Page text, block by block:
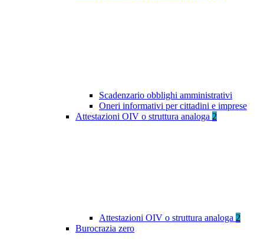
Scadenzario obblighi amministrativi
Oneri informativi per cittadini e imprese
Attestazioni OIV o struttura analoga 2
Attestazioni OIV o struttura analoga 2
Burocrazia zero